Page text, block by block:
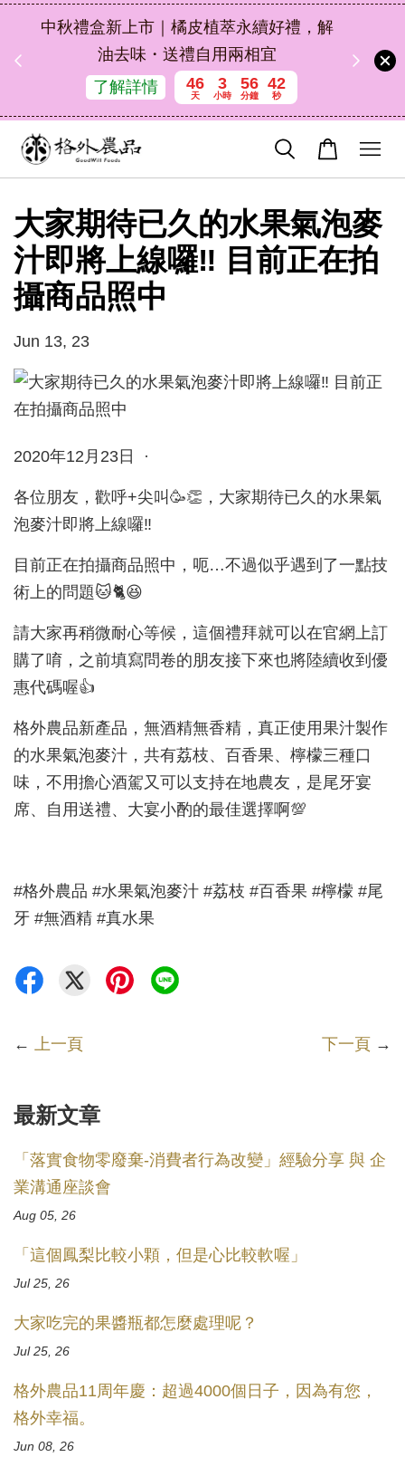
中秋禮盒新上市｜橘皮植萃永續好禮，解
油去味・送禮自用兩相宜
了解詳情
46
天
3
小時
56
分鐘
42
秒
大家期待已久的水果氣泡麥
汁即將上線囉‼️ 目前正在拍
攝商品照中
Jun 13, 23
2020年12月23日 ·
各位朋友，歡呼+尖叫🥳👏，大家期待已久的水果氣
泡麥汁即將上線囉‼️
目前正在拍攝商品照中，呃…不過似乎遇到了一點技
術上的問題🐱🐈😆
請大家再稍微耐心等候，這個禮拜就可以在官網上訂
購了唷，之前填寫問卷的朋友接下來也將陸續收到優
惠代碼喔👍
格外農品新產品，無酒精無香精，真正使用果汁製作
的水果氣泡麥汁，共有荔枝、百香果、檸檬三種口
味，不用擔心酒駕又可以支持在地農友，是尾牙宴
席、自用送禮、大宴小酌的最佳選擇啊💯
#格外農品 #水果氣泡麥汁 #荔枝 #百香果 #檸檬 #尾
牙 #無酒精 #真水果
← 上一頁 下一頁 →
最新文章
「落實食物零廢棄-消費者行為改變」經驗分享 與 企
業溝通座談會
Aug 05, 26
「這個鳳梨比較小顆，但是心比較軟喔」
Jul 25, 26
大家吃完的果醬瓶都怎麼處理呢？
Jul 25, 26
格外農品11周年慶：超過4000個日子，因為有您，
格外幸福。
Jun 08, 26